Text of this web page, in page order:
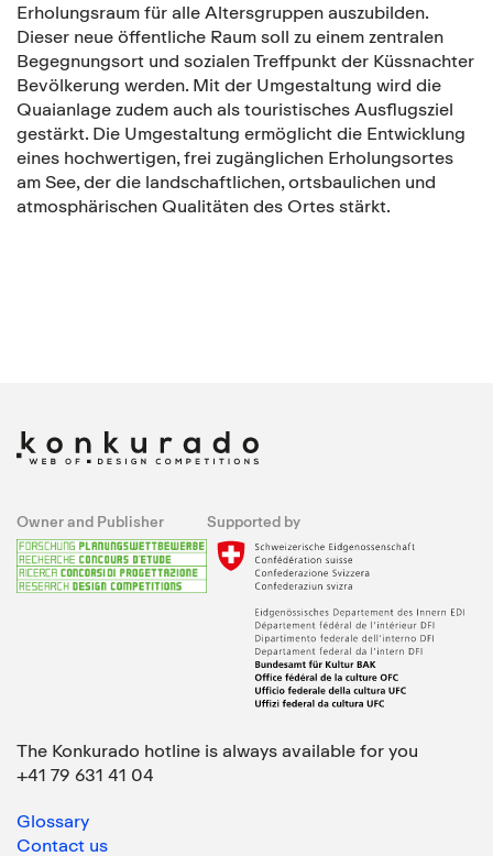
Erholungsraum für alle Altersgruppen auszubilden.
Dieser neue öffentliche Raum soll zu einem zentralen
Begegnungsort und sozialen Treffpunkt der Küssnachter
Bevölkerung werden. Mit der Umgestaltung wird die
Quaianlage zudem auch als touristisches Ausflugsziel
gestärkt. Die Umgestaltung ermöglicht die Entwicklung
eines hochwertigen, frei zugänglichen Erholungsortes
am See, der die landschaftlichen, ortsbaulichen und
atmosphärischen Qualitäten des Ortes stärkt.
Owner and Publisher Supported by
The Konkurado hotline is always available for you
+41 79 631 41 04
Glossary
Contact us